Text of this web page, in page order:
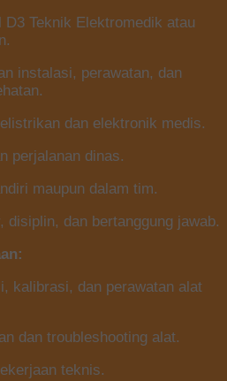
D3 Teknik Elektromedik atau
instalasi, perawatan, dan
dan elektronik medis.
perjalanan dinas.
maupun dalam tim.
disiplin, dan bertanggung jawab.
kalibrasi, dan perawatan alat
dan troubleshooting alat.
teknis.